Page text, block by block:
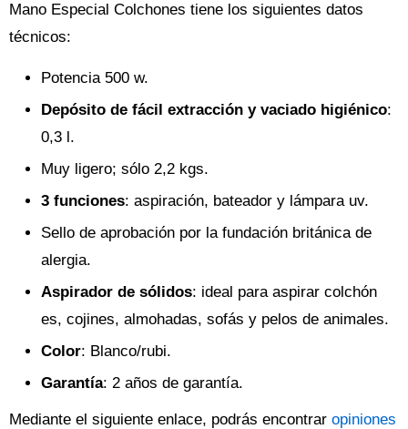
Mano Especial Colchones tiene los siguientes datos
técnicos:
Potencia 500 w.
Depósito de fácil extracción y vaciado higiénico:
0,3 l.
Muy ligero; sólo 2,2 kgs.
3 funciones: aspiración, bateador y lámpara uv.
Sello de aprobación por la fundación británica de
alergia.
Aspirador de sólidos: ideal para aspirar colchón
es, cojines, almohadas, sofás y pelos de animales.
Color: Blanco/rubi.
Garantía: 2 años de garantía.
Mediante el siguiente enlace, podrás encontrar opiniones